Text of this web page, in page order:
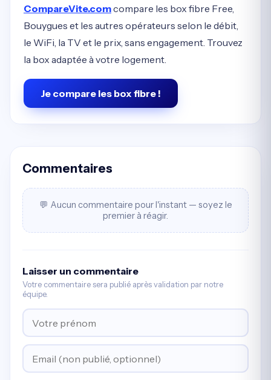
CompareVite.comcompare les box fibre Free,
Bouygues et les autres opérateurs selon le débit,
le WiFi, la TV et le prix, sans engagement. Trouvez
la box adaptée à votre logement.
Je compare les box fibre !
Commentaires
💬 Aucun commentaire pour l'instant — soyez le
premier à réagir.
Laisser un commentaire
Votre commentaire sera publié après validation par notre
équipe.